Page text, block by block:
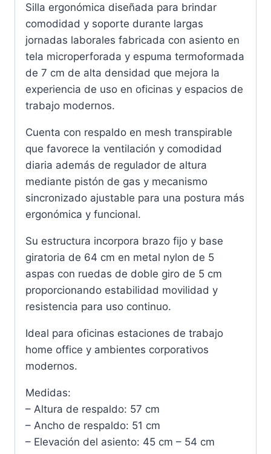
Silla ergonómica diseñada para brindar
comodidad y soporte durante largas
jornadas laborales fabricada con asiento en
tela microperforada y espuma termoformada
de 7 cm de alta densidad que mejora la
experiencia de uso en oficinas y espacios de
trabajo modernos.
Cuenta con respaldo en mesh transpirable
que favorece la ventilación y comodidad
diaria además de regulador de altura
mediante pistón de gas y mecanismo
sincronizado ajustable para una postura más
ergonómica y funcional.
Su estructura incorpora brazo fijo y base
giratoria de 64 cm en metal nylon de 5
aspas con ruedas de doble giro de 5 cm
proporcionando estabilidad movilidad y
resistencia para uso continuo.
Ideal para oficinas estaciones de trabajo
home office y ambientes corporativos
modernos.
Medidas:
– Altura de respaldo: 57 cm
– Ancho de respaldo: 51 cm
– Elevación del asiento: 45 cm – 54 cm